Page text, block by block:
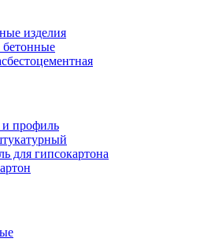
изделия
бетонные
и профиль
для гипсокартона